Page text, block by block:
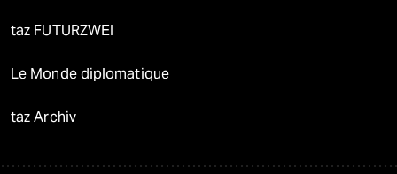
taz FUTURZWEI
Le Monde diplomatique
taz Archiv